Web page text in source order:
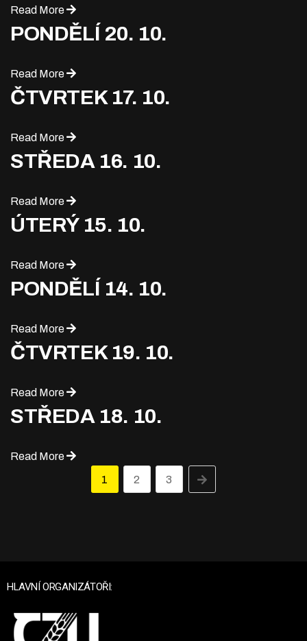
Read More
PONDĚLÍ 20. 10.
Read More
ČTVRTEK 17. 10.
Read More
STŘEDA 16. 10.
Read More
ÚTERÝ 15. 10.
Read More
PONDĚLÍ 14. 10.
Read More
ČTVRTEK 19. 10.
Read More
STŘEDA 18. 10.
Read More
1
2 3
HLAVNÍ ORGANIZÁTOŘI: